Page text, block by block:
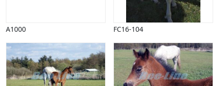
A1000 FC16-104